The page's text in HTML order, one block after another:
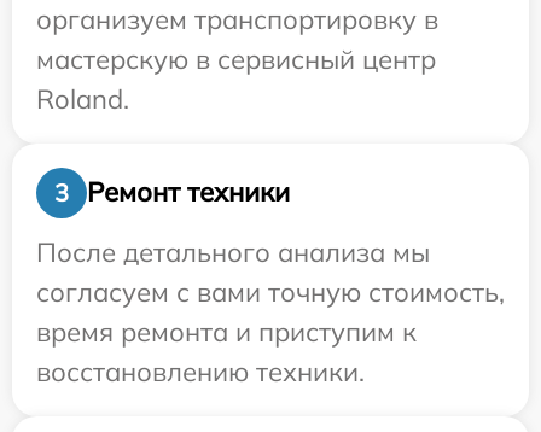
организуем транспортировку в
мастерскую в сервисный центр
Roland.
3
Ремонт техники
После детального анализа мы
согласуем с вами точную стоимость,
время ремонта и приступим к
восстановлению техники.